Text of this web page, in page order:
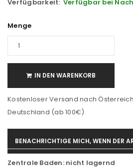
Verfügbarkeit: Verfügbar bei
Menge
IN DEN WARENKORB
Kostenloser Versand nach
Deutschland (ab 100€)
BENACHRICHTIGE MICH, WENN DER
Zentrale Baden: nicht lagernd